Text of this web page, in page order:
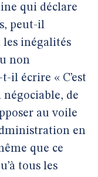
qui déclare
peut-il
inégalités
non
il écrire « C’est
de
au voile
en
que ce
tous les